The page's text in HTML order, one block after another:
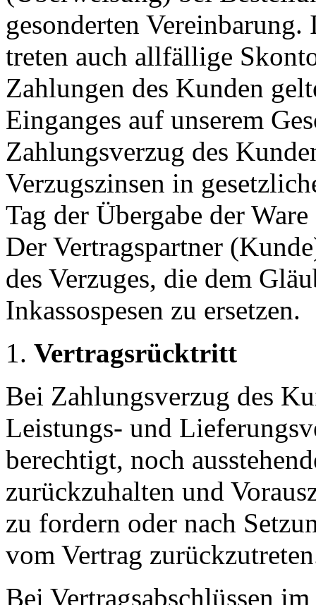
gesonderten
treten auch allfällige
Zahlungen des Kunden
Einganges auf unserem
Zahlungsverzug des
Verzugszinsen in
Tag der Übergabe der
Der Vertragspartner
des Verzuges, die dem
Inkassospesen zu ersetzen.
Vertragsrücktritt
Bei Zahlungsverzug des
Leistungs- und
berechtigt, noch
zurückzuhalten und
zu fordern oder nach
vom Vertrag
Bei Vertragsabschlüssen